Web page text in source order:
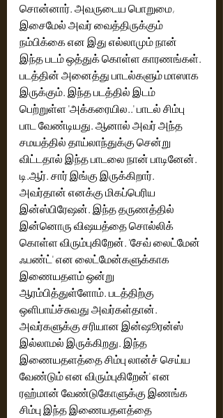
சொன்னார். அவருடைய பொறுமை,
இசைமேல் அவர் வைத்திருக்கும்
நம்பிக்கை என இது எல்லாமும் நான்
இந்த படம் ஒத்துக் கொள்ள காரணங்கள்.
படத்தின் அனைத்து பாடல்களும் மாஸாக
இருக்கும். இந்த படத்தில் இடம்
பெற்றுள்ள 'அக்கரையில..' பாடல் சிம்பு
பாட வேண்டியது. ஆனால் அவர் அந்த
சமயத்தில் தாய்லாந்துக்கு சென்று
விட்டதால் இந்த பாடலை நான் பாடினேன்.
டி.ஆர். சார் இங்கு இருக்கிறார்.
அவர்தான் எனக்கு மிகப்பெரிய
இன்ஸ்பிரேஷன். இந்த தருணத்தில்
இன்னொரு விஷயத்தை சொல்லிக்
கொள்ள விரும்புகிறேன். 'சேவ் லைட்மேன்
ஃபண்ட்' என லைட்மேன்களுக்காக
இணையதளம் ஒன்று
ஆரம்பித்துள்ளோம். படத்திற்கு
ஒளிபாய்ச்சுவது அவர்கள்தான்.
அவர்களுக்கு சரியான இன்ஷூரன்ஸ்
இல்லாமல் இருக்கிறது. இந்த
இணையதளத்தை சிம்பு லான்ச் செய்ய
வேண்டும் என விரும்புகிறேன்' என
ரஹ்மான் வேண்டுகோளுக்கு இணங்க
சிம்பு இந்த இணையதளத்தை